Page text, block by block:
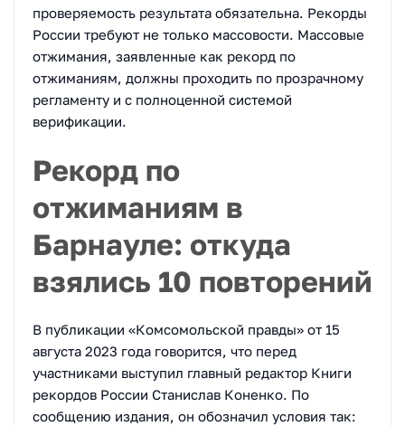
проверяемость результата обязательна. Рекорды
России требуют не только массовости. Массовые
отжимания, заявленные как рекорд по
отжиманиям, должны проходить по прозрачному
регламенту и с полноценной системой
верификации.
Рекорд по
отжиманиям в
Барнауле: откуда
взялись 10 повторений
В публикации «Комсомольской правды» от 15
августа 2023 года говорится, что перед
участниками выступил главный редактор Книги
рекордов России Станислав Коненко. По
сообщению издания, он обозначил условия так: